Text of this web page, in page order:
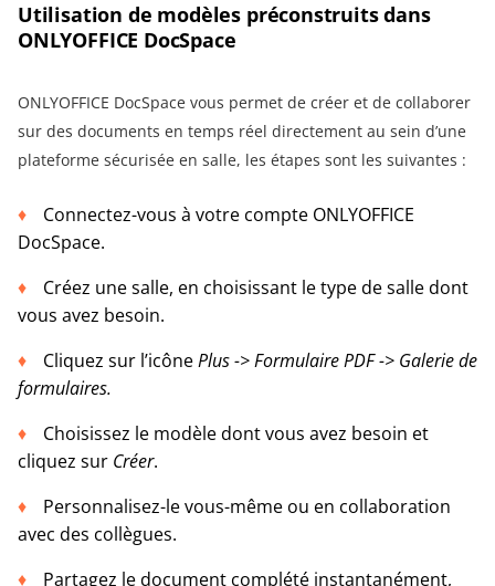
Utilisation de modèles préconstruits dans
ONLYOFFICE DocSpace
ONLYOFFICE DocSpace vous permet de créer et de collaborer
sur des documents en temps réel directement au sein d’une
plateforme sécurisée en salle, les étapes sont les suivantes :
Connectez-vous à votre compte ONLYOFFICE
DocSpace.
Créez une salle, en choisissant le type de salle dont
vous avez besoin.
Cliquez sur l’icônePlus -> Formulaire PDF -> Galerie de
formulaires.
Choisissez le modèle dont vous avez besoin et
cliquez sur Créer.
Personnalisez-le vous-même ou en collaboration
avec des collègues.
Partagez le document complété instantanément,